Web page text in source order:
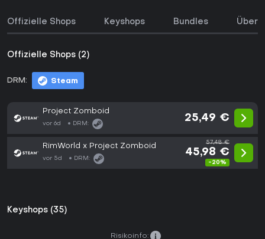
Offizielle Shops Keyshops Bundles Über
Offizielle Shops (2)
DRM: Steam
Project Zomboid
vor 6d DRM:
25,49 €
RimWorld x Project Zomboid
vor 5d DRM:
57,48 €
45,98 €
-20%
Keyshops (35)
Risikoinfo: